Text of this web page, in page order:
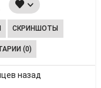
СКРИНШОТЫ
(0)
назад